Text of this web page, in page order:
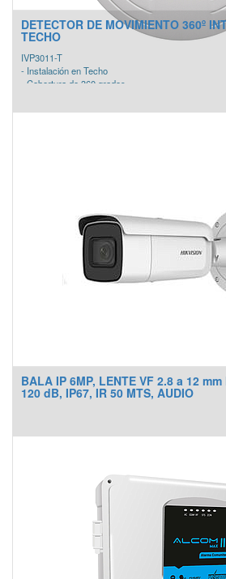
DETECTOR DE MOVIMIENTO 360º
TECHO
IVP3011-T
- Instalación en Techo
- Cobertura de 360 grados
BALA IP 6MP, LENTE VF 2.8 a 12
120 dB, IP67, IR 50 MTS, AUDIO